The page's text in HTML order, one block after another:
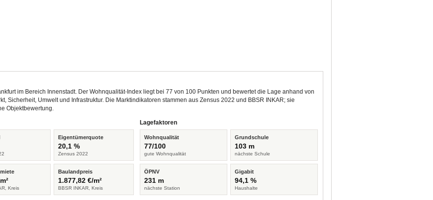
im Bereich Innenstadt. Der Wohnqualität-Index liegt bei 77 von 100 Punkten und bewertet die Lage anhand von
Sicherheit, Umwelt und Infrastruktur. Die Marktindikatoren stammen aus Zensus 2022 und BBSR INKAR; sie
Objektbewertung.
Eigentümerquote
20,1 %
Zensus 2022
Kreis
Baulandpreis
1.877,82 €/m²
BBSR INKAR, Kreis
Lagefaktoren
Wohnqualität
77/100
gute Wohnqualität
Grundschule
103 m
nächste Schule
ÖPNV
231 m
nächste Station
Gigabit
94,1 %
Haushalte